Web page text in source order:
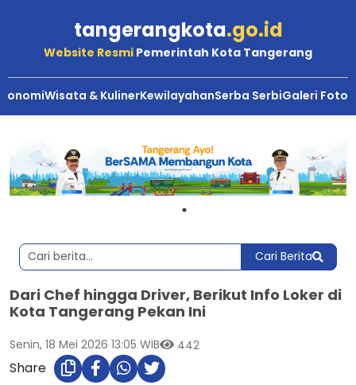
tangerangkota.go.id
Website Resmi Pemerintah Kota Tangerang
Wisata & KulinerKewilayahanSerba SerbiGaleri Foto
Cari Berita
Dari Chef hingga Driver, Berikut Info Loker di
Kota Tangerang Pekan Ini
Senin, 18 Mei 2026 13:05 WIB 442
Share